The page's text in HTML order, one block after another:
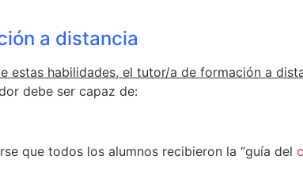
a distancia
estas habilidades, el tutor/a de formación a
debe ser capaz de:
que todos los alumnos recibieron la “guía del